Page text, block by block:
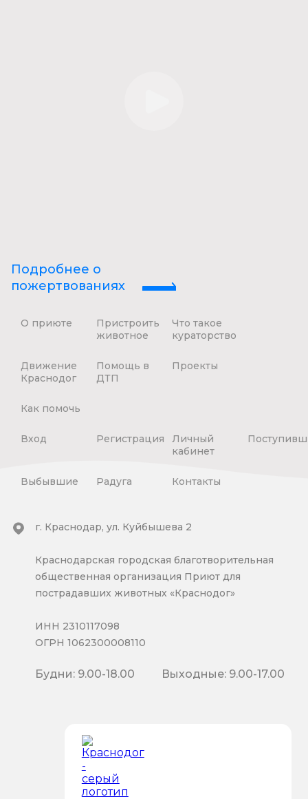
Подробнее о
пожертвованиях
О приюте
Пристроить
животное
Что такое
кураторство
Движение
Краснодог
Помощь в
ДТП
Проекты
Как помочь
Вход Регистрация
Личный
кабинет
Выбывшие Радуга Контакты
г. Краснодар, ул. Куйбышева 2
Краснодарская городская благотворительная
общественная организация Приют для
пострадавших животных «Краснодог»
ИНН 2310117098
ОГРН 1062300008110
Будни: 9.00-18.00 Выходные: 9.00-17.00